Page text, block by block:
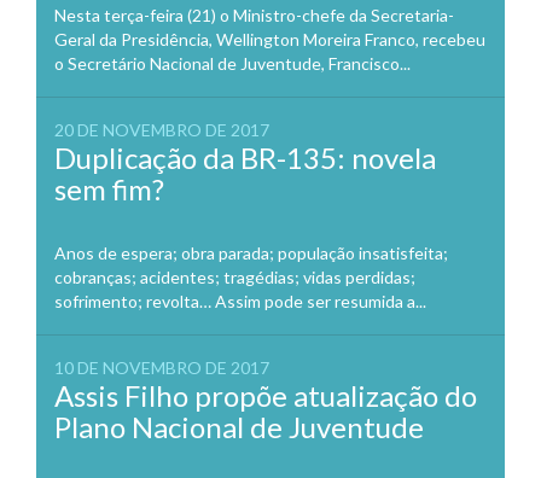
Nesta terça-feira (21) o Ministro-chefe da Secretaria-
Geral da Presidência, Wellington Moreira Franco, recebeu
o Secretário Nacional de Juventude, Francisco...
20 DE NOVEMBRO DE 2017
Duplicação da BR-135: novela
sem fim?
Anos de espera; obra parada; população insatisfeita;
cobranças; acidentes; tragédias; vidas perdidas;
sofrimento; revolta… Assim pode ser resumida a...
10 DE NOVEMBRO DE 2017
Assis Filho propõe atualização do
Plano Nacional de Juventude